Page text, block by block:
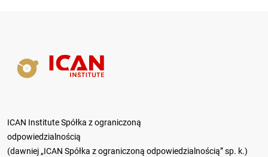
ICAN Institute Spółka z ograniczoną
odpowiedzialnością
(dawniej „ICAN Spółka z ograniczoną odpowiedzialnością” sp. k.)